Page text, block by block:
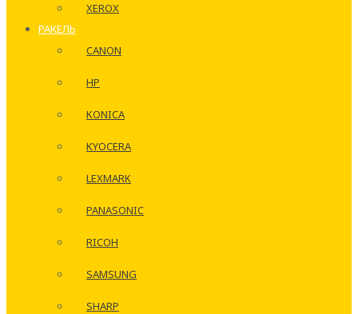
XEROX
РАКЕЛЬ
CANON
HP
KONICA
KYOCERA
LEXMARK
PANASONIC
RICOH
SAMSUNG
SHARP